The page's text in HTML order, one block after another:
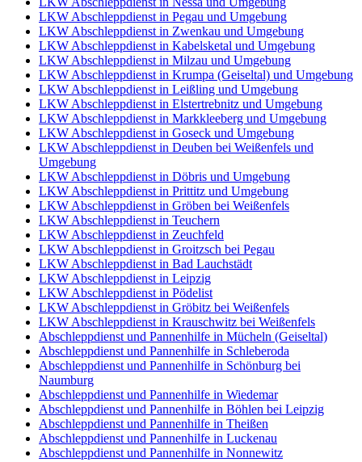
LKW Abschleppdienst in Pegau und Umgebung
LKW Abschleppdienst in Zwenkau und Umgebung
LKW Abschleppdienst in Kabelsketal und Umgebung
LKW Abschleppdienst in Milzau und Umgebung
LKW Abschleppdienst in Krumpa (Geiseltal) und Umgebung
LKW Abschleppdienst in Leißling und Umgebung
LKW Abschleppdienst in Elstertrebnitz und Umgebung
LKW Abschleppdienst in Markkleeberg und Umgebung
LKW Abschleppdienst in Goseck und Umgebung
LKW Abschleppdienst in Deuben bei Weißenfels und
Umgebung
LKW Abschleppdienst in Döbris und Umgebung
LKW Abschleppdienst in Prittitz und Umgebung
LKW Abschleppdienst in Gröben bei Weißenfels
LKW Abschleppdienst in Teuchern
LKW Abschleppdienst in Zeuchfeld
LKW Abschleppdienst in Groitzsch bei Pegau
LKW Abschleppdienst in Bad Lauchstädt
LKW Abschleppdienst in Leipzig
LKW Abschleppdienst in Pödelist
LKW Abschleppdienst in Gröbitz bei Weißenfels
LKW Abschleppdienst in Krauschwitz bei Weißenfels
Abschleppdienst und Pannenhilfe in Mücheln (Geiseltal)
Abschleppdienst und Pannenhilfe in Schleberoda
Abschleppdienst und Pannenhilfe in Schönburg bei
Naumburg
Abschleppdienst und Pannenhilfe in Wiedemar
Abschleppdienst und Pannenhilfe in Böhlen bei Leipzig
Abschleppdienst und Pannenhilfe in Theißen
Abschleppdienst und Pannenhilfe in Luckenau
Abschleppdienst und Pannenhilfe in Nonnewitz